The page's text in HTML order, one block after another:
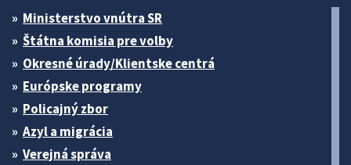
Ministerstvo vnútra SR
Štátna komisia pre volby
Okresné úrady/Klientske centrá
Európske programy
Policajný zbor
Azyl a migrácia
Verejná správa